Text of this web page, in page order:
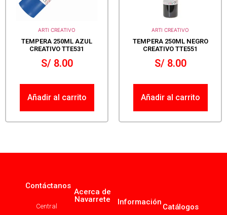
ARTI CREATIVO
TEMPERA 250ML AZUL
CREATIVO TTE531
S/8.00
Añadir al carrito
ARTI CREATIVO
TEMPERA 250ML NEGRO
CREATIVO TTE551
S/8.00
Añadir al carrito
Contáctanos
Central
Acerca de
Navarrete
Información
Catálogos